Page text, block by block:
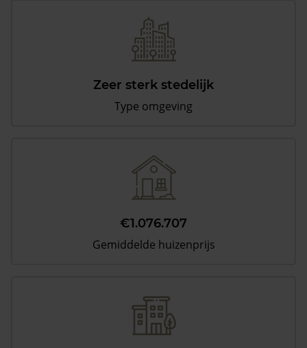
Zeer sterk stedelijk
Type omgeving
€1.076.707
Gemiddelde huizenprijs